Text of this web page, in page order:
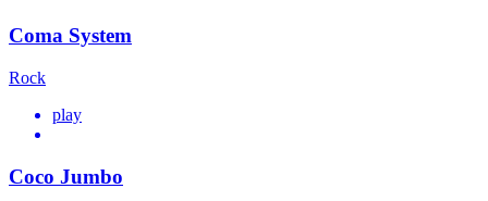
Coma System
Rock
play
Coco Jumbo